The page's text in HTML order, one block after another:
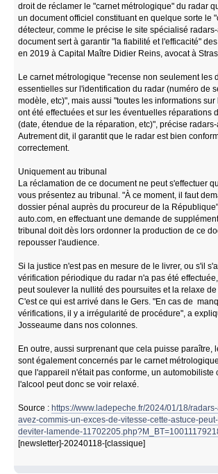
droit de réclamer le "carnet métrologique" du radar
un document officiel constituant en quelque sorte le
détecteur, comme le précise le site spécialisé
document sert à garantir "la fiabilité et l'efficacité"
en 2019 à Capital Maître Didier Reins, avocat à
Le carnet métrologique "recense non seulement les
essentielles sur l'identification du radar (numéro de
modèle, etc)", mais aussi "toutes les informations
ont été effectuées et sur les éventuelles réparations
(date, étendue de la réparation, etc)", précise
Autrement dit, il garantit que le radar est bien
correctement.
Uniquement au tribunal
La réclamation de ce document ne peut s'effectuer
vous présentez au tribunal. "À ce moment, il faut
dossier pénal auprès du procureur de la
auto.com, en effectuant une demande de
tribunal doit dès lors ordonner la production de ce
repousser l'audience.
Si la justice n'est pas en mesure de le livrer, ou s'il
vérification périodique du radar n'a pas été
peut soulever la nullité des poursuites et la relaxe
C'est ce qui est arrivé dans le Gers. "En cas de
vérifications, il y a irrégularité de procédure", a
Josseaume dans nos colonnes.
En outre, aussi surprenant que cela puisse paraître,
sont également concernés par le carnet
que l'appareil n'était pas conforme, un automobiliste
l'alcool peut donc se voir relaxé.
Source : https://www.ladepeche.fr/2024/01/18/
avez-commis-un-exces-de-vitesse-cette-astuce-
deviter-lamende-
[newsletter]-20240118-[classique]